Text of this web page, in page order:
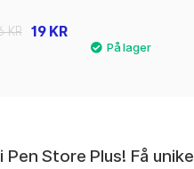
19 KR
KR
Pen Store Plus! Få unike